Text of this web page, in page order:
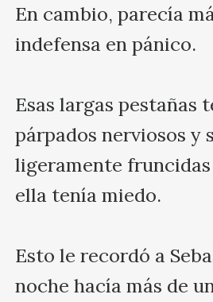
En cambio, parecía
indefensa en pánico.
Esas largas pestañas
párpados nerviosos y
ligeramente
ella tenía miedo.
Esto le recordó a
noche hacía más de